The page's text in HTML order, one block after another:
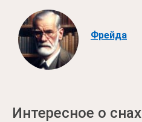
Фрейда
Интересное о снах